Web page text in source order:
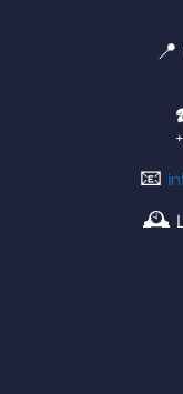
📍
📧
🕰️